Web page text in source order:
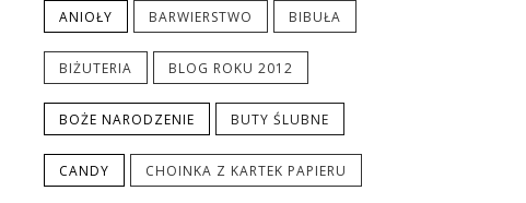
ANIOŁY BARWIERSTWO BIBUŁA
BIŻUTERIA BLOG ROKU 2012
BOŻE NARODZENIE BUTY ŚLUBNE
CANDY CHOINKA Z KARTEK PAPIERU